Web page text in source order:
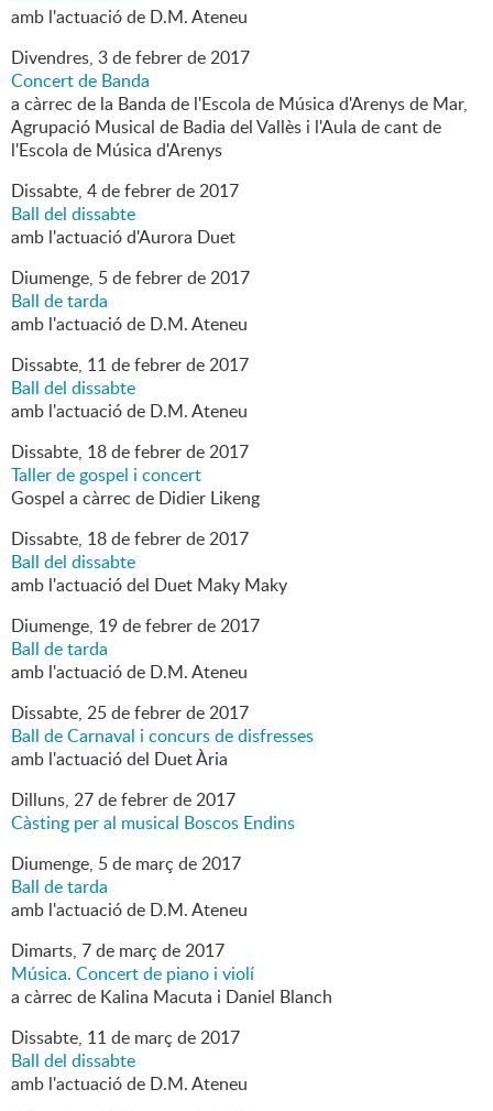
amb l'actuació de D.M. Ateneu
Divendres, 3defebrerde2017
Concert de Banda
a càrrec de la Banda de l'Escola de Música d'Arenys de Mar,
Agrupació Musical de Badia del Vallès i l'Aula de cant de
l'Escola de Música d'Arenys
Dissabte, 4defebrerde2017
Ball del dissabte
amb l'actuació d'Aurora Duet
Diumenge, 5defebrerde2017
Ball de tarda
amb l'actuació de D.M. Ateneu
Dissabte, 11defebrerde2017
Ball del dissabte
amb l'actuació de D.M. Ateneu
Dissabte, 18defebrerde2017
Taller de gospel i concert
Gospel a càrrec de Didier Likeng
Dissabte, 18defebrerde2017
Ball del dissabte
amb l'actuació del Duet Maky Maky
Diumenge, 19defebrerde2017
Ball de tarda
amb l'actuació de D.M. Ateneu
Dissabte, 25defebrerde2017
Ball de Carnaval i concurs de disfresses
amb l'actuació del Duet Ària
Dilluns, 27defebrerde2017
Càsting per al musical Boscos Endins
Diumenge, 5de març de2017
Ball de tarda
amb l'actuació de D.M. Ateneu
Dimarts, 7de març de2017
Música. Concert de piano i violí
a càrrec de Kalina Macuta i Daniel Blanch
Dissabte, 11de març de2017
Ball del dissabte
amb l'actuació de D.M. Ateneu